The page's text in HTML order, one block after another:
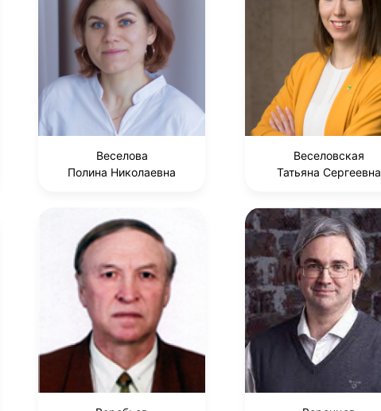
Веселова
Полина Николаевна
Веселовская
Татьяна Сергеевна